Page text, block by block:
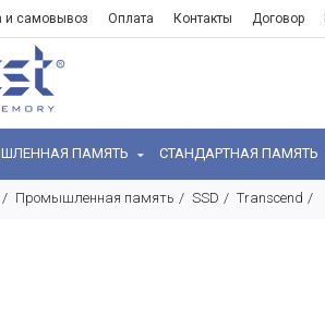
и самовывоз Оплата Контакты Договор
ПАМЯТЬ СТАНДАРТНАЯ ПАМЯТЬ
Промышленная память SSD Transcend